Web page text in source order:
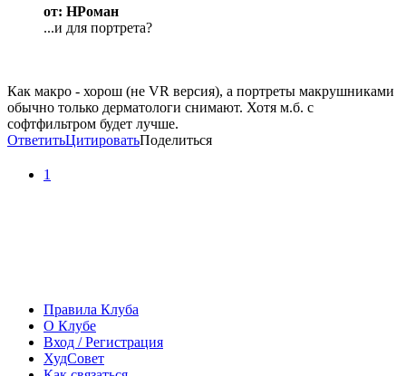
от: НРоман
...и для портрета?
Как макро - хорош (не VR версия), а портреты макрушниками
обычно только дерматологи снимают. Хотя м.б. с
софтфильтром будет лучше.
ОтветитьЦитироватьПоделиться
1
Правила Клуба
О Клубе
Вход / Регистрация
ХудСовет